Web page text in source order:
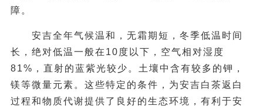
障。
安吉全年气候温和，无霜期短，冬季低温时间
长，绝对低温一般在10度以下，空气相对湿度
81%，直射的蓝紫光较少。土壤中含有较多的钾，
镁等微量元素。这些特定的条件，为安吉白茶返白
过程和物质代谢提供了良好的生态环境，有利于安